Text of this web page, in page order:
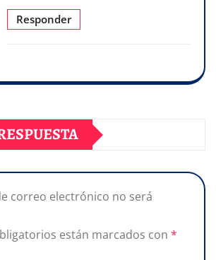
Responder
correo electrónico no será
están marcados con *